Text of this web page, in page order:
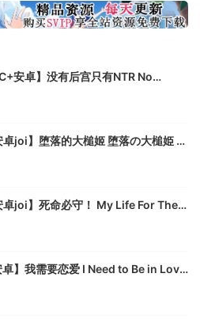
正变强的那一刻。
安卓】没有后宫只有NTR No
卓joi】堕落的大槌姬 堕落の大槌姫 官
卓joi】死命必守！ My Life For Thee!
】我需要恋爱 I Need to Be in Love